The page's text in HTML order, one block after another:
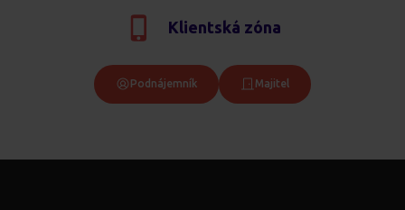
Klientská zóna
Podnájemník Majitel